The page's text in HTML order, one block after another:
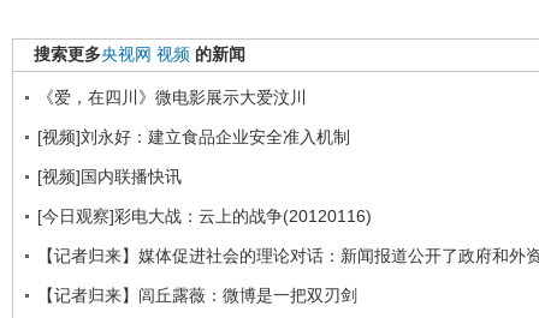
搜索更多央视网 视频 的新闻
《爱，在四川》微电影展示大爱汶川
[视频]刘永好：建立食品企业安全准入机制
[视频]国内联播快讯
[今日观察]彩电大战：云上的战争(20120116)
【记者归来】媒体促进社会的理论对话：新闻报道公开了政府和外
【记者归来】闾丘露薇：微博是一把双刃剑